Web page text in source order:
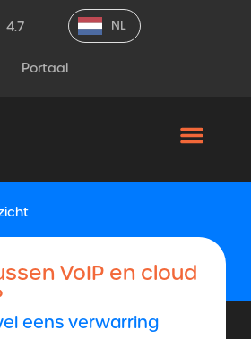
4.7 NL
Portaal
VoIP en cloud
eens verwarring